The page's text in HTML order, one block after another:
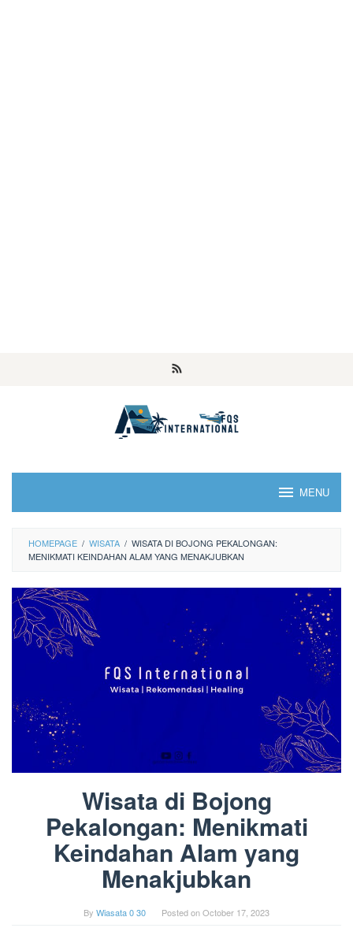
MENU
HOMEPAGE / WISATA / WISATA DI BOJONG PEKALONGAN:
MENIKMATI KEINDAHAN ALAM YANG MENAKJUBKAN
Wisata di Bojong
Pekalongan: Menikmati
Keindahan Alam yang
Menakjubkan
By Wiasata 0 30 Posted onOctober 17, 2023